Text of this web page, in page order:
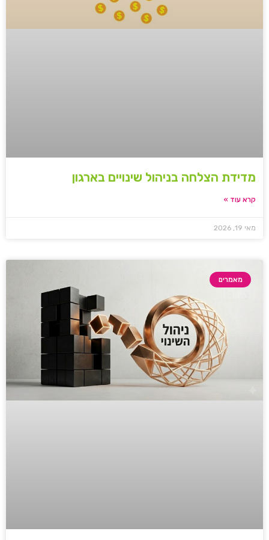
מדידת הצלחה בניהול שינויים בארגון
קרא עוד »
מאי 19, 2026
מאמרים